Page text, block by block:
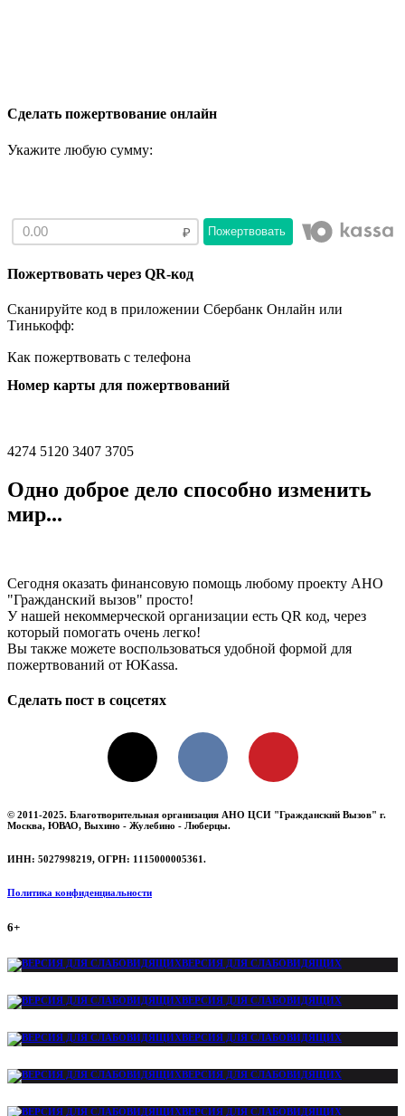
Сделать пожертвование онлайн
Укажите любую сумму:
Пожертвовать
Пожертвовать через QR-код
Сканируйте код в приложении Сбербанк Онлайн или
Тинькофф:
Как пожертвовать с телефона
Номер карты для пожертвований
4274 5120 3407 3705
Одно доброе дело способно изменить
мир...
Сегодня оказать финансовую помощь любому проекту АНО
"Гражданский вызов" просто!
У нашей некоммерческой организации есть QR код, через
который помогать очень легко!
Вы также можете воспользоваться удобной формой для
пожертвований от ЮKassа.
Сделать пост в соцсетях
VKontakte
© 2011-2025. Благотворительная организация АНО ЦСИ "Гражданский Вызов" г.
Москва, ЮВАО, Выхино - Жулебино - Люберцы.
ИНН: 5027998219, ОГРН: 1115000005361.
Политика конфиденциальности
6+
ВЕРСИЯ ДЛЯ СЛАБОВИДЯЩИХ
ВЕРСИЯ ДЛЯ СЛАБОВИДЯЩИХ
ВЕРСИЯ ДЛЯ СЛАБОВИДЯЩИХ
ВЕРСИЯ ДЛЯ СЛАБОВИДЯЩИХ
ВЕРСИЯ ДЛЯ СЛАБОВИДЯЩИХ